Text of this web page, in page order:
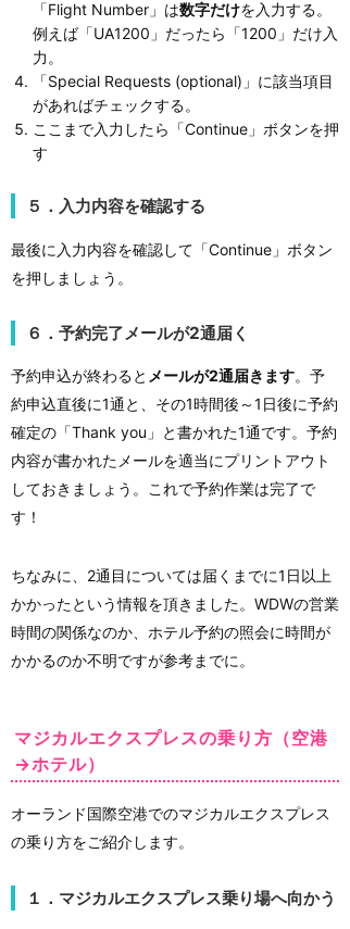
「Flight Number」は数字だけを入力する。
例えば「UA1200」だったら「1200」だけ入
力。
「Special Requests (optional)」に該当項目
があればチェックする。
ここまで入力したら「Continue」ボタンを押
す
５．入力内容を確認する
最後に入力内容を確認して「Continue」ボタン
を押しましょう。
６．予約完了メールが2通届く
予約申込が終わると メールが2通届きます。予
約申込直後に1通と、その1時間後～1日後に予約
確定の「Thank you」と書かれた1通です。予約
内容が書かれたメールを適当にプリントアウト
しておきましょう。これで予約作業は完了で
す！
ちなみに、2通目については届くまでに1日以上
かかったという情報を頂きました。WDWの営業
時間の関係なのか、ホテル予約の照会に時間が
かかるのか不明ですが参考までに。
マジカルエクスプレスの乗り方（空港
→ホテル）
オーランド国際空港でのマジカルエクスプレス
の乗り方をご紹介します。
１．マジカルエクスプレス乗り場へ向かう